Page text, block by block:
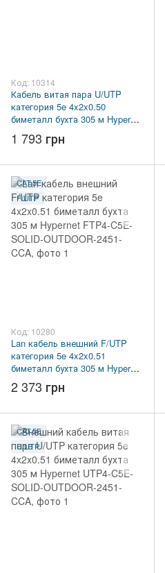
Код: 10314
Кабель витая пара U/UTP
категория 5e 4x2x0.50
биметалл бухта 305 м Hypernet
UTP4-C5e-SOLID-2451-CCA
1 793 грн
CAT.5E
F/UTP
Код: 10280
Lan кабель внешний F/UTP
категория 5e 4x2x0.51
биметалл бухта 305 м Hypernet
FTP4-C5E-SOLID-OUTDOOR-
2451-CCA
2 373 грн
CAT.5E
U/UTP